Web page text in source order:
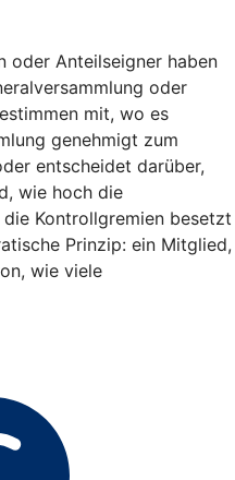
oder Anteilseigner haben
oder
mit, wo es
genehmigt zum
entscheidet darüber,
wie hoch die
Kontrollgremien besetzt
Prinzip: ein Mitglied,
wie viele